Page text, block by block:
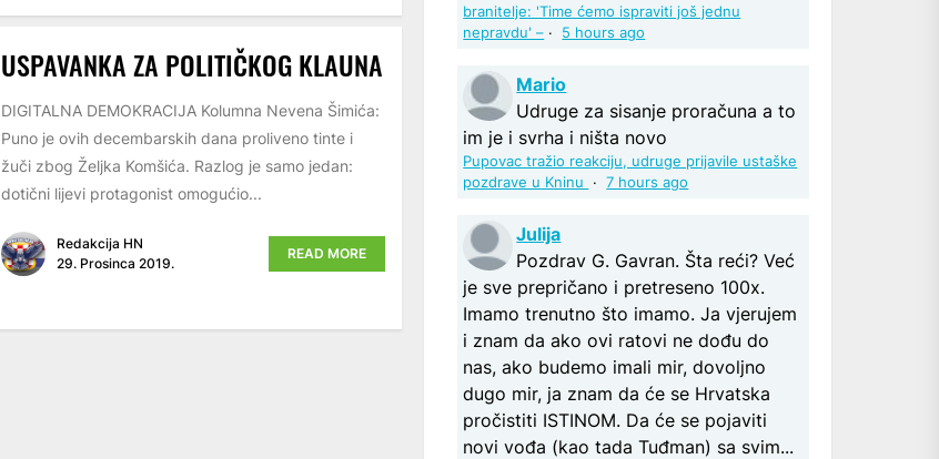
USPAVANKA ZA POLITIČKOG KLAUNA
DIGITALNA DEMOKRACIJA Kolumna Nevena Šimića:
Puno je ovih decembarskih dana proliveno tinte i
žuči zbog Željka Komšića. Razlog je samo jedan:
dotični lijevi protagonist omogućio...
Redakcija HN
29. Prosinca 2019.
READ MORE
branitelje: 'Time ćemo ispraviti još jednu
nepravdu' – · 5 hours ago
Mario
Udruge za sisanje proračuna a to
im je i svrha i ništa novo
Pupovac tražio reakciju, udruge prijavile ustaške
pozdrave u Kninu
·7 hours ago
Julija
Pozdrav G. Gavran. Šta reći? Već
je sve prepričano i pretreseno 100x.
Imamo trenutno što imamo. Ja vjerujem
i znam da ako ovi ratovi ne dođu do
nas, ako budemo imali mir, dovoljno
dugo mir, ja znam da će se Hrvatska
pročistiti ISTINOM. Da će se pojaviti
novi vođa (kao tada Tuđman) sa svim...